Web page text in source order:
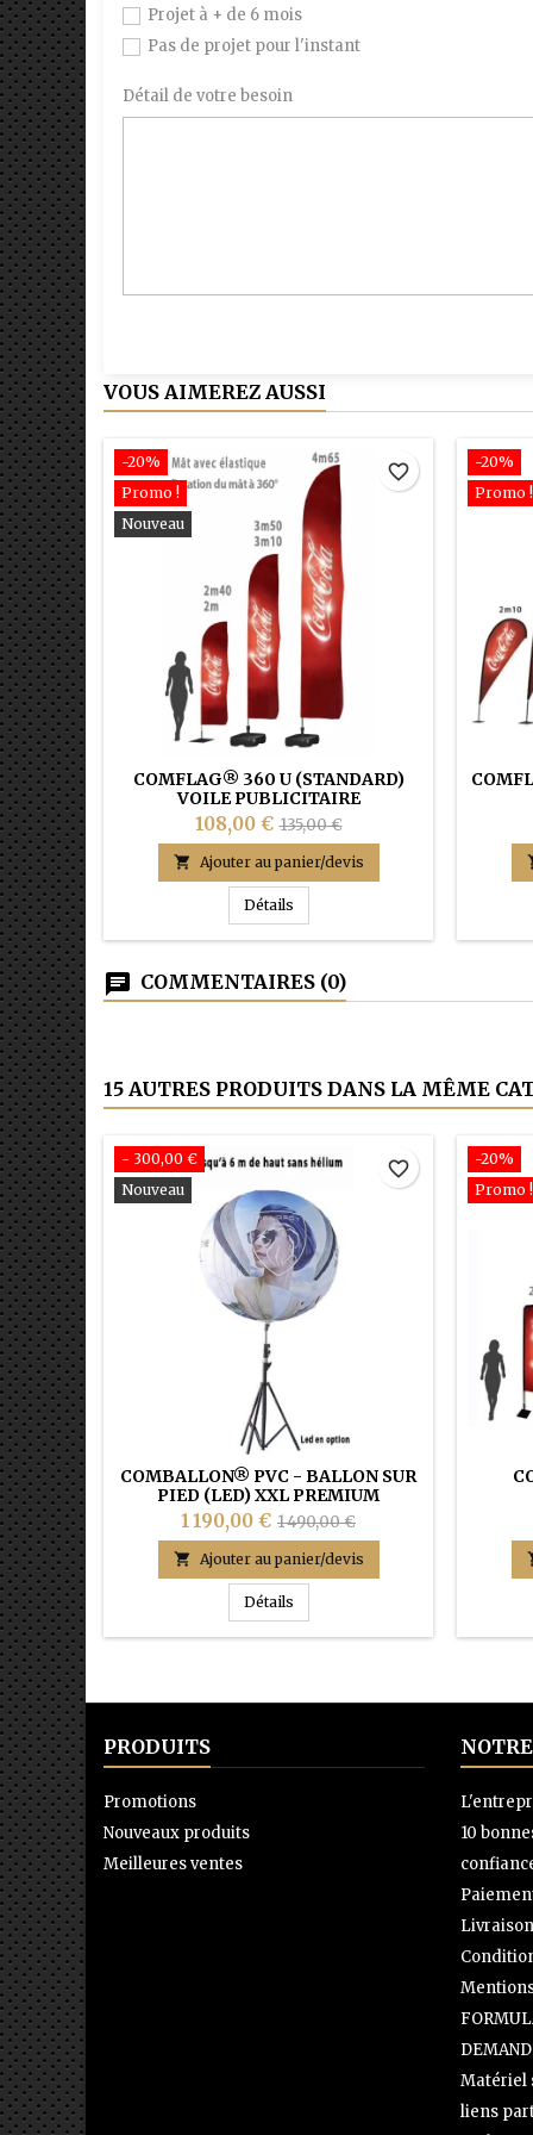
Projet à + de 6 mois
Pas de projet pour l'instant
Détail de votre besoin
VOUS AIMEREZ AUSSI
-20%
Promo !
Nouveau
COMFLAG® 360 U (STANDARD)
VOILE PUBLICITAIRE
108,00 € 135,00 €
 Ajouter au panier/devis
DétailsCOMFLAG® 360 U (STANDARD)
favorite_border
-20%
Promo !
COMMENTAIRES (0)
15 AUTRES PRODUITS DANS LA MÊME
- 300,00 €
Nouveau
COMBALLON® PVC - BALLON SUR
PIED (LED) XXL PREMIUM
1 190,00 € 1 490,00 €
 Ajouter au panier/devis
DétailsCOMBALLON® PVC - BALLON
favorite_border
-20%
Promo !
PRODUITS
Promotions
Nouveaux produits
Meilleures ventes
10
Matériel
liens